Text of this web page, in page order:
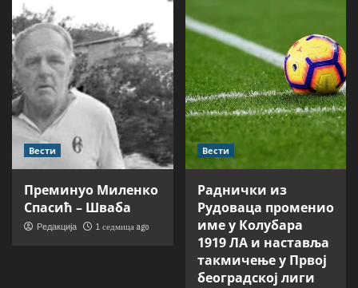
Вести
Преминуо Миленко
Спасић – Шваба
Редакција 1 седмица ago
Вести
Раднички из
Рудоваца променио
име у Колубара
1919 ЛА и наставља
такмичење у Првој
београдској лиги